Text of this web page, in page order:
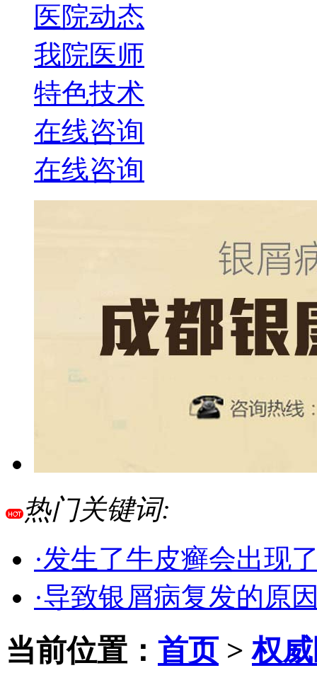
医院动态
我院医师
特色技术
在线咨询
在线咨询
热门关键词:
·发生了牛皮癣会出现
·导致银屑病复发的原
当前位置： 首页>权